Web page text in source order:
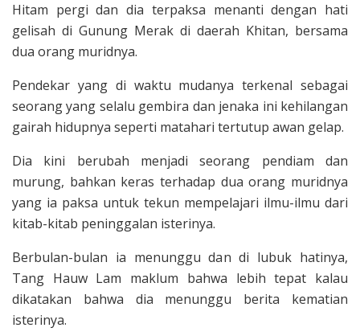
Hitam pergi dan dia terpaksa menanti dengan hati
gelisah di Gunung Merak di daerah Khitan, bersama
dua orang muridnya.
Pendekar yang di waktu mudanya terke­nal sebagai
seorang yang selalu gembira dan jenaka ini kehilangan
gairah hidupnya seperti matahari tertutup awan gelap.
Dia kini berubah menjadi seorang pendiam dan
murung, bahkan keras terhadap dua orang muridnya
yang ia paksa untuk tekun mempelajari ilmu-ilmu dari
kitab-kitab peninggalan isterinya.
Berbulan-bulan ia menunggu dan di lubuk hatinya,
Tang Hauw Lam maklum bahwa lebih tepat kalau
dikatakan bahwa dia menunggu berita kematian
isterinya.